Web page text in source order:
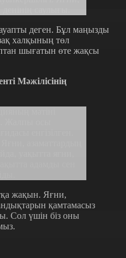
деген. Бұл маңызды
халқының төл
шығатын өте жақсы
Мәжілісінің
жақын. Яғни,
қамтамасыз
Сол үшін біз оны